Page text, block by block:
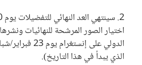
اختيار الصور المرشحة للنهائيات
الدولي على
الذي يبدأ في هذا التاريخ).